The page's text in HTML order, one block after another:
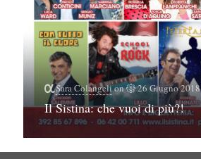
Sara Colangelion 26 Giugno 2018
Il Sistina: che vuoi di più?!